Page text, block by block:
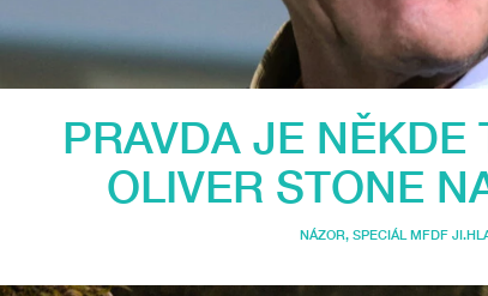
PRAVDA JE NĚKDE
OLIVER STONE
NÁZOR, SPECIÁL MFDF